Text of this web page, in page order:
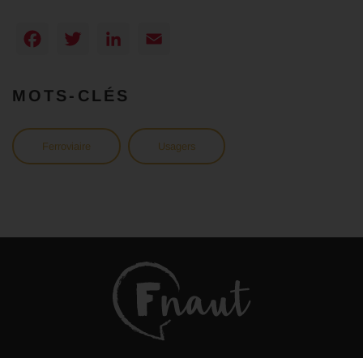
Facebook
TwitterLinkedIn
MOTS-CLÉS
Ferroviaire Usagers